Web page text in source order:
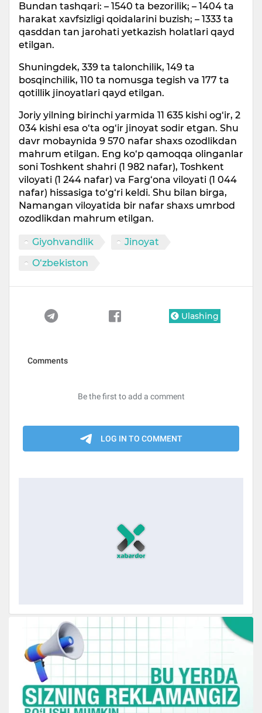
Bundan tashqari: – 1540 ta bezorilik; – 1404 ta
harakat xavfsizligi qoidalarini buzish; – 1333 ta
qasddan tan jarohati yetkazish holatlari qayd
etilgan.
Shuningdek, 339 ta talonchilik, 149 ta
bosqinchilik, 110 ta nomusga tegish va 177 ta
qotillik jinoyatlari qayd etilgan.
Joriy yilning birinchi yarmida 11 635 kishi og‘ir, 2
034 kishi esa o‘ta og‘ir jinoyat sodir etgan. Shu
davr mobaynida 9 570 nafar shaxs ozodlikdan
mahrum etilgan. Eng ko‘p qamoqqa olinganlar
soni Toshkent shahri (1 982 nafar), Toshkent
viloyati (1 244 nafar) va Farg‘ona viloyati (1 044
nafar) hissasiga to‘g‘ri keldi. Shu bilan birga,
Namangan viloyatida bir nafar shaxs umrbod
ozodlikdan mahrum etilgan.
Giyohvandlik
Jinoyat
O‘zbekiston
Ulashing